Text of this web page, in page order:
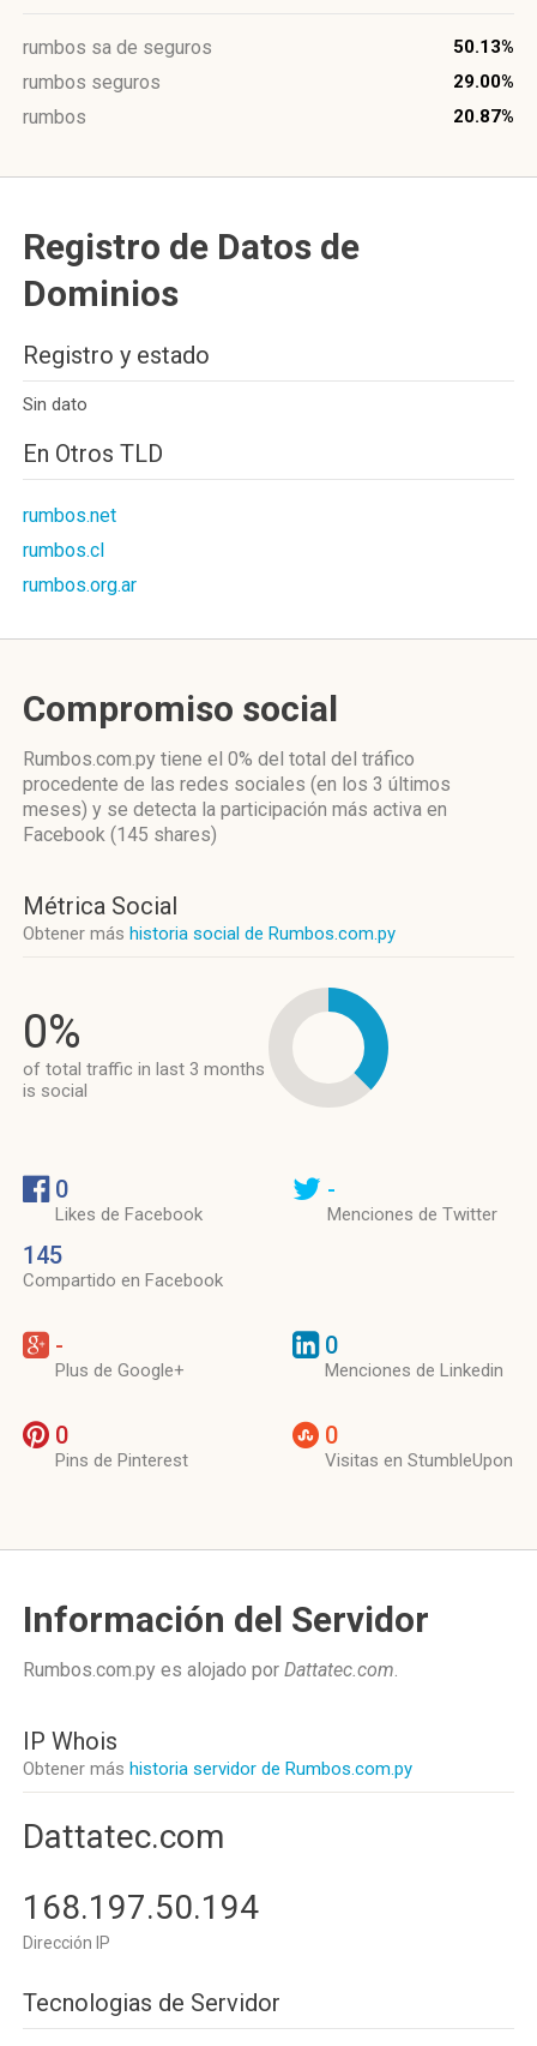
rumbos sa de seguros 50.13%
rumbos seguros 29.00%
rumbos 20.87%
Registro de Datos de
Dominios
Registro y estado
Sin dato
En Otros TLD
rumbos.net
rumbos.cl
rumbos.org.ar
Compromiso social
Rumbos.com.py tiene el 0% del total del tráfico
procedente de las redes sociales (en los 3 últimos
meses) y se detecta la participación más activa en
Facebook (145 shares)
Métrica Social
Obtener más historia social de Rumbos.com.py
0%
of total traffic in last 3 months
is social
0
Likes de Facebook
145
Compartido en Facebook
-
Menciones de Twitter
-
Plus de Google+
0
Menciones de Linkedin
0
Pins de Pinterest
0
Visitas en StumbleUpon
Información del Servidor
Rumbos.com.py es alojado por Dattatec.com.
IP Whois
Obtener más historia servidor de Rumbos.com.py
Dattatec.com
168.197.50.194
Dirección IP
Tecnologias de Servidor